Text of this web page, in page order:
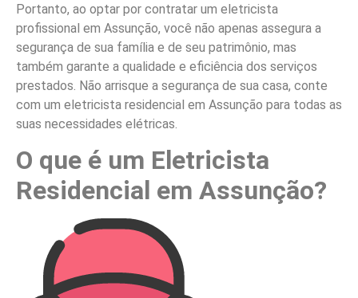
Portanto, ao optar por contratar um eletricista
profissional em Assunção, você não apenas assegura a
segurança de sua família e de seu patrimônio, mas
também garante a qualidade e eficiência dos serviços
prestados. Não arrisque a segurança de sua casa, conte
com um eletricista residencial em Assunção para todas as
suas necessidades elétricas.
O que é um Eletricista
Residencial em Assunção?